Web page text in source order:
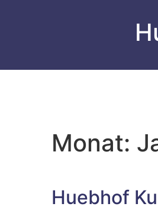
Monat:
Huebhof